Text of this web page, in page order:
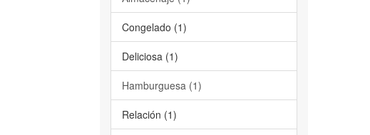
Congelado (1)
Deliciosa (1)
Hamburguesa (1)
Relación (1)